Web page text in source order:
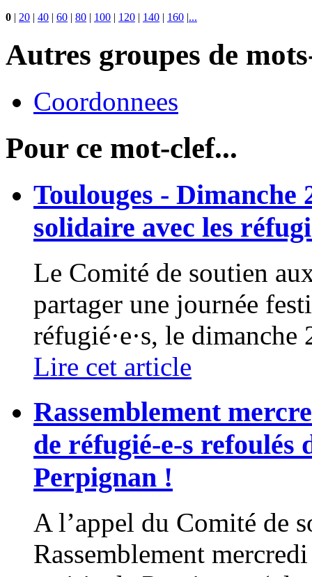
0 | 20 | 40 | 60 | 80 | 100 | 120 | 140 | 160 |...
Autres groupes de
Coordonnees
Pour ce mot-clef...
Toulouges - Dimanche
solidaire avec les
Le Comité de soutien
partager une journée
réfugié·e·s, le dimanche
Lire cet article
Rassemblement
de réfugié-e-s refoulés
Perpignan !
A l’appel du Comité de
Rassemblement